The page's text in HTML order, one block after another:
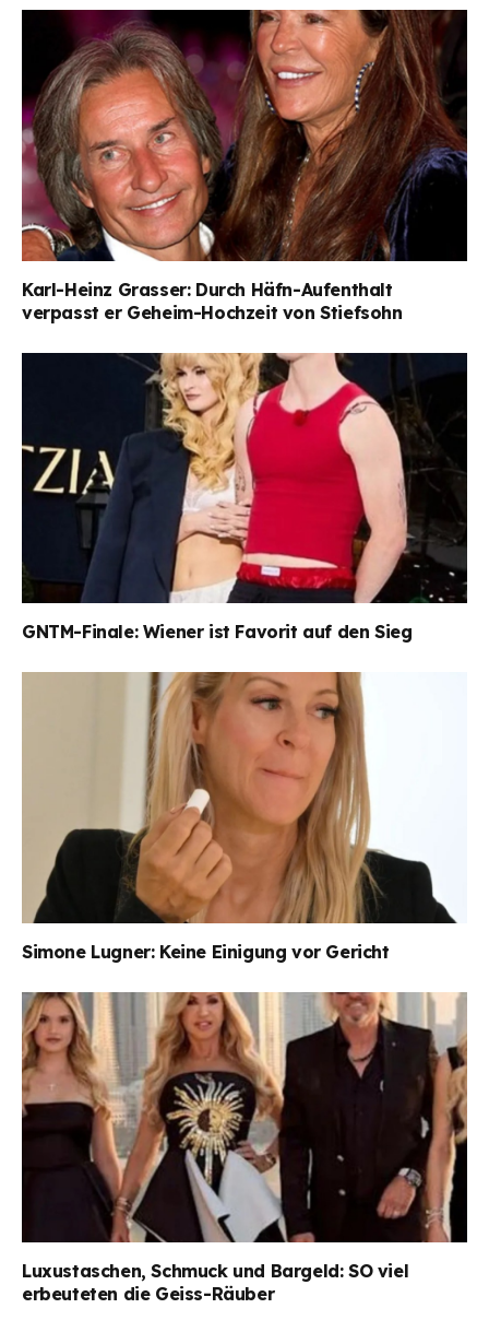
Karl-Heinz Grasser: Durch Häfn-Aufenthalt
verpasst er Geheim-Hochzeit von Stiefsohn
GNTM-Finale: Wiener ist Favorit auf den Sieg
Simone Lugner: Keine Einigung vor Gericht
Luxustaschen, Schmuck und Bargeld: SO viel
erbeuteten die Geiss-Räuber